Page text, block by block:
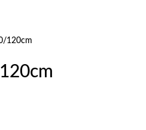
120cm